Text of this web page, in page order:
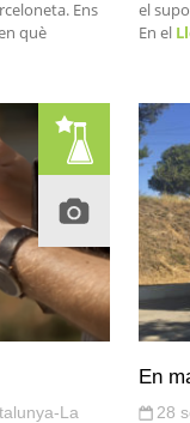
Ens
què
el
En el
La
En
28